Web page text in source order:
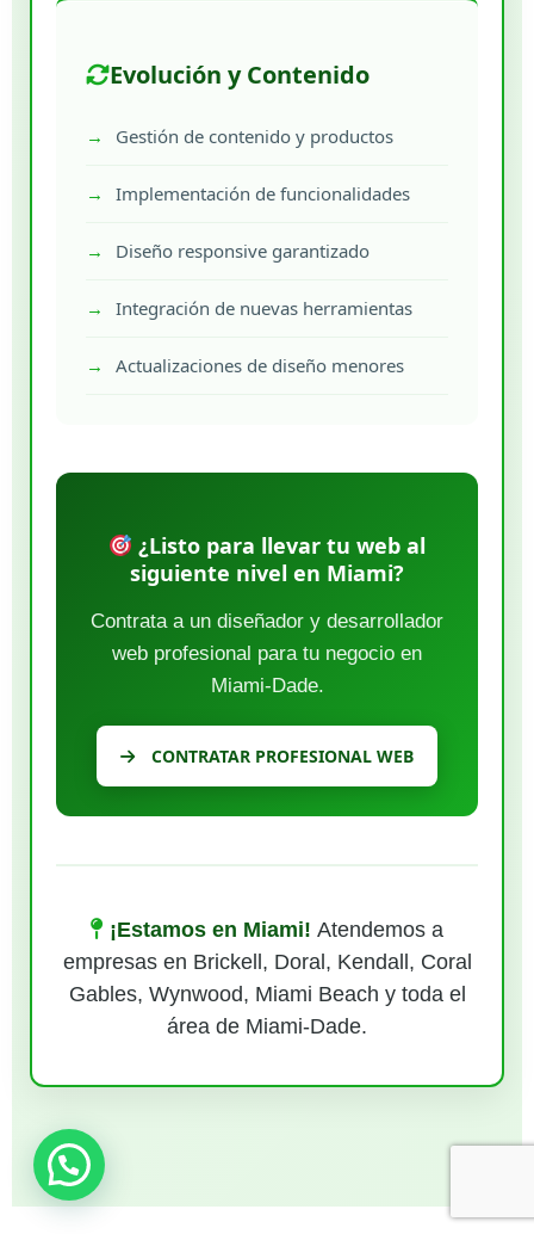
Evolución y Contenido
Gestión de contenido y productos
Implementación de funcionalidades
Diseño responsive garantizado
Integración de nuevas herramientas
Actualizaciones de diseño menores
¿Listo para llevar tu web al
siguiente nivel en Miami?
Contrata a un diseñador y desarrollador
web profesional para tu negocio en
Miami-Dade.
CONTRATAR PROFESIONAL WEB
¡Estamos en Miami! Atendemos a
empresas en Brickell, Doral, Kendall, Coral
Gables, Wynwood, Miami Beach y toda el
área de Miami-Dade.